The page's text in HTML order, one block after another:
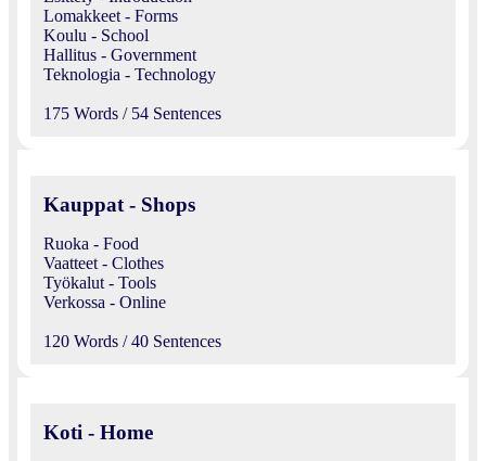
Lomakkeet - Forms
Koulu - School
Hallitus - Government
Teknologia - Technology
175 Words / 54 Sentences
Kauppat - Shops
Ruoka - Food
Vaatteet - Clothes
Työkalut - Tools
Verkossa - Online
120 Words / 40 Sentences
Koti - Home